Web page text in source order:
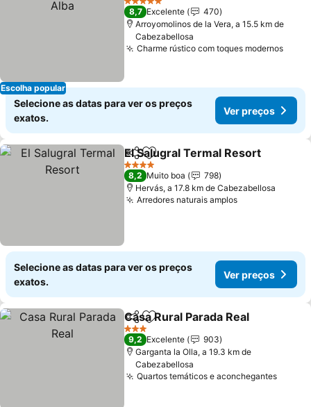
Escolha popular
5 Estrelas
8,7 Excelente
470
Arroyomolinos de la Vera, a 15.5 km de
Cabezabellosa
Charme rústico com toques modernos
Selecione as datas para ver os preços
exatos.
Ver preços
PartilharAdicionar aos favoritos
El Salugral Termal Resort
4 Estrelas
8,2 Muito boa
798
Hervás, a 17.8 km de Cabezabellosa
Arredores naturais amplos
Selecione as datas para ver os preços
exatos.
Ver preços
PartilharAdicionar aos favoritos
Casa Rural Parada Real
3 Estrelas
9,2 Excelente
903
Garganta la Olla, a 19.3 km de
Cabezabellosa
Quartos temáticos e aconchegantes